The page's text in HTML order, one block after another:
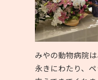
みやの動物病院
永きにわたり、